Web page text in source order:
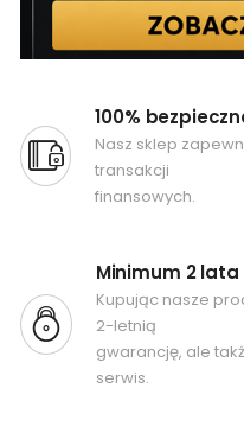
100%
Nasz sklep
transakcji
finansowych.
Minimum 2
Kupując nasze
2-letnią
gwarancję, ale
serwis.